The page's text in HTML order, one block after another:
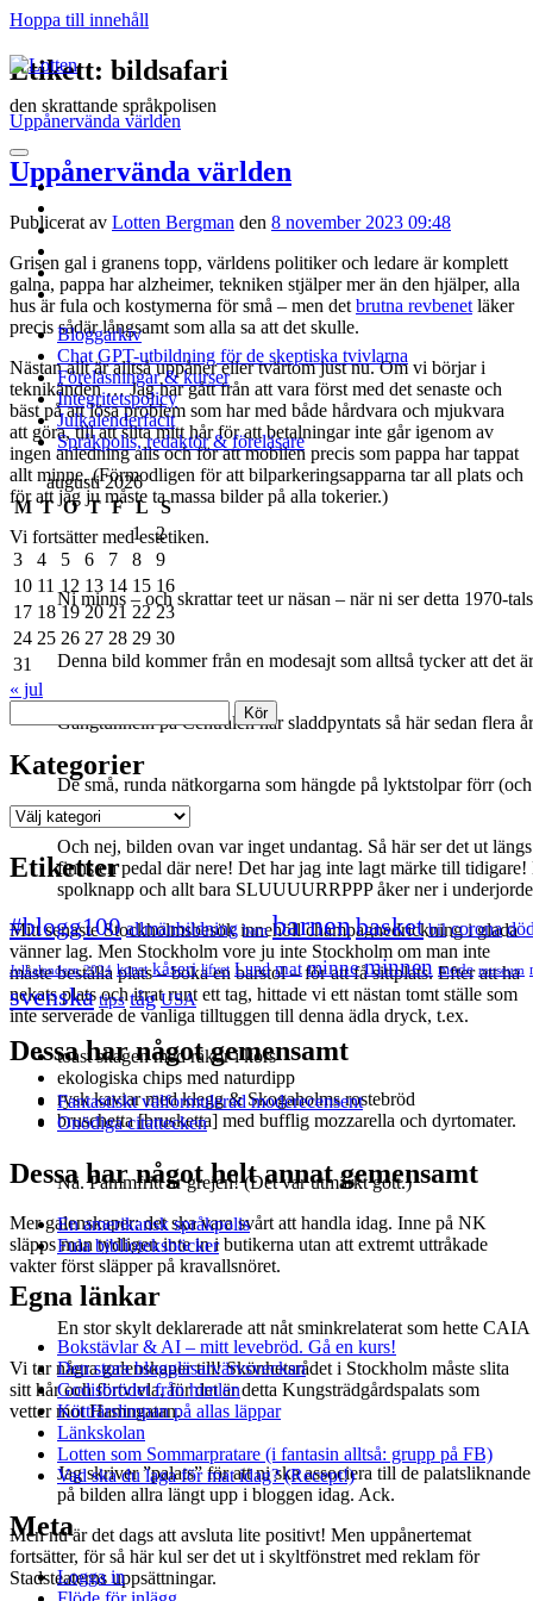
Hoppa till innehåll
Lotten
den skrattande språkpolisen
öppna
primär
meny
twitter
instagram
rss
e-
post
Bloggarkiv
Chat GPT-utbildning för de skeptiska tvivlarna
Föreläsningar & kurser
Integritetspolicy
Julkalenderfacit
Språkpolis, redaktör & föreläsare
Sidopanel
augusti 2026
M T O T F L
S
1
2
3
4 5 6 7 8
9
10 11 12 13 14 15 16
17 18 19 20 21 22 23
24 25 26 27 28 29 30
31
« jul
Kategorier
Kategorier
Etiketter
#blogg100 allmänbildning barn barnenbasket bil corona
Julkalendern 2024 konst kåseri lifvet Lund mat minne minnen mode museum
svenska tips tåg USA
Dessa har något gemensamt
Fantastiskt välformulerad moderecensent
Onödiga citattecken
Dessa har något helt annat gemensamt
En amerikansk språkpolis
Fula biblioteksböcker
Egna länkar
Bokstävlar & AI – mitt levebröd. Gå en kurs!
Den stora bloggläsarvärvsveckan
Godisbrödet från himlen
Köttfärslimpan på allas läppar
Länkskolan
Lotten som Sommarpratare (i fantasin alltså: grupp på FB)
Vad ska du laga för mat idag? (Recept!)
Meta
Logga in
Etikett: bildsafari
Uppånervända världen
Uppånervända världen
Publicerat av Lotten Bergman den 8 november 2023 09:48
Grisen gal i granens topp, världens politiker och ledare är komplett
galna, pappa har alzheimer, tekniken stjälper mer än den hjälper, alla
hus är fula och kostymerna för små – men det brutna revbenet läker
precis sådär långsamt som alla sa att det skulle.
Nästan allt är alltså uppåner eller tvärtom just nu. Om vi börjar i
teknikänden … Jag har gått från att vara först med det senaste och
bäst på att lösa problem som har med både hårdvara och mjukvara
att göra, till att slita mitt hår för att betalningar inte går igenom av
ingen anledning alls och för att mobilen precis som pappa har tappat
allt minne. (Förmodligen för att bilparkeringsapparna tar all plats och
för att jag ju måste ta massa bilder på alla tokerier.)
Vi fortsätter med estetiken.
Ni minns – och skrattar teet ur näsan – när ni ser detta 1970-
Denna bild kommer från en modesajt som alltså tycker att det
Gångtunneln på Centralen har sladdpyntats så här sedan flera
De små, runda nätkorgarna som hängde på lyktstolpar förr
Och nej, bilden ovan var inget undantag. Så här ser det ut
finns en pedal där nere! Det har jag inte lagt märke till
spolknapp och allt bara SLUUUURRPPP åker ner i
Mitt senaste Stockholmsbesök innehöll champagnedrickning i glada
vänner lag. Men Stockholm vore ju inte Stockholm om man inte
måste beställa plats – boka en barstol – för att få sittplats. Efter att ha
nekats plats och irrat runt ett tag, hittade vi ett nästan tomt ställe som
inte serverade de vanliga tilltuggen till denna ädla dryck, t.ex.
toast skagen med räkor i kors
ekologiska chips med naturdipp
rysk kaviar med klegg & Skogaholms rostebröd
bruschetta [brusketta] med bufflig mozzarella och dyrtomater.
Nä. Påmmfritt är grejen! (Det var utmärkt gott.)
Mer galenskaper: det ska vara svårt att handla idag. Inne på NK
släpps man tydligen inte in i butikerna utan att extremt uttråkade
vakter först släpper på kravallsnöret.
En stor skylt deklarerade att nåt sminkrelaterat som hette
Vi tar några galenskaper till! Skönhetsrådet i Stockholm måste slita
sitt hår och förtvivla, för det är detta Kungsträdgårdspalats som
vetter mot Hamngatan.
Jag skriver ”palats” för att ni ska associera till de
på bilden allra längt upp i bloggen idag. Ack.
Men nu är det dags att avsluta lite positivt! Men uppånertemat
fortsätter, för så här kul ser det ut i skyltfönstret med reklam för
Stadsteaterns uppsättningar.